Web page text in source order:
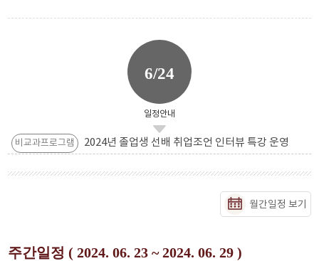
6/24
일정안내
비교과프로그램 2024년 졸업생 선배 취업조언 인터뷰 특강 운영
월간일정 보기
주간일정 ( 2024. 06. 23 ~ 2024. 06. 29 )